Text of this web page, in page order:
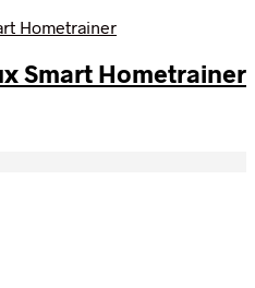
Smart Hometrainer